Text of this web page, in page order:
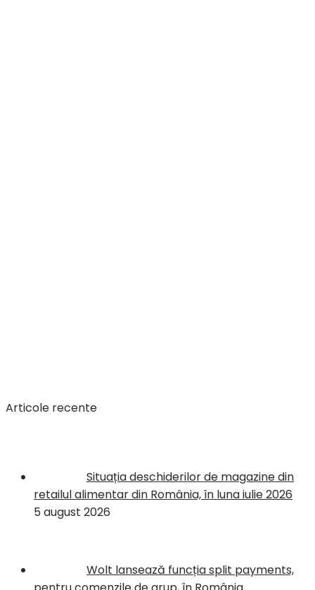
Articole recente
Situația deschiderilor de magazine din
retailul alimentar din România, în luna iulie 2026
5 august 2026
Wolt lansează funcția split payments,